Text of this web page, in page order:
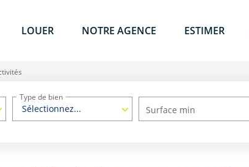
LOUER NOTRE AGENCE ESTIMER
Sélectionnez...
Type de bien
Surface min